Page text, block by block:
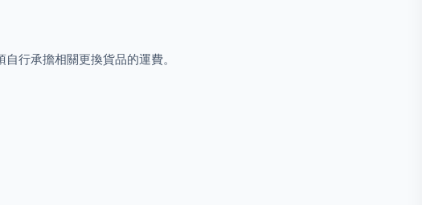
行承擔相關更換貨品的運費。